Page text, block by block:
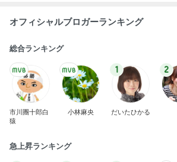
オフィシャルブロガーランキング
総合ランキング
市川團十郎白
猿
小林麻央
1
だいたひかる
2
急上昇ランキング